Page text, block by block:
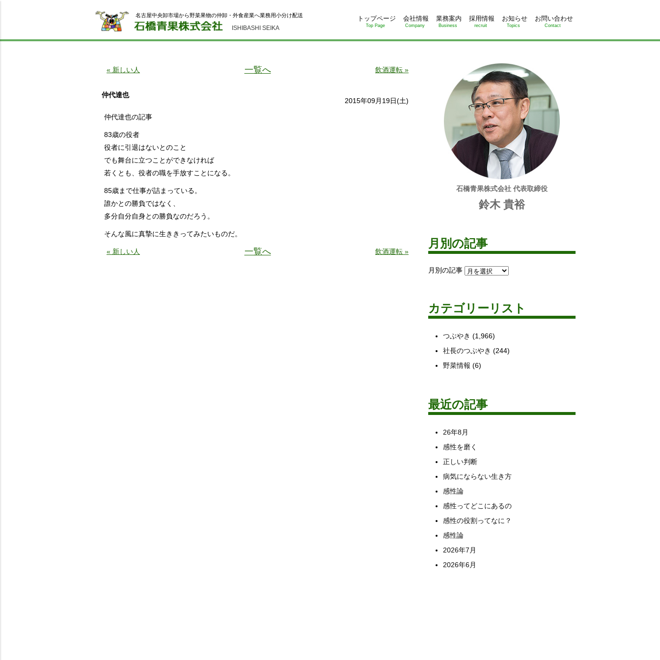
ISHIBASHI SEIKA
名古屋中央卸市場から野菜果物の仲卸・外食産業へ業務用小分け配送 トップページ
Top Page
会社情報
Company
業務案内
Business
採用情報
recruit
お知らせ
Topics
お問い合わせ
Contact
« 新しい人 一覧へ 飲酒運転 »
仲代達也
2015年09月19日(土)
仲代達也の記事
83歳の役者
役者に引退はないとのこと
でも舞台に立つことができなければ
若くとも、役者の職を手放すことになる。
85歳まで仕事が詰まっている。
誰かとの勝負ではなく、
多分自分自身との勝負なのだろう。
そんな風に真摯に生ききってみたいものだ。
« 新しい人 一覧へ 飲酒運転 »
石橋青果株式会社 代表取締役
鈴木 貴裕
月別の記事
月別の記事
カテゴリーリスト
つぶやき (1,966)
社長のつぶやき (244)
野菜情報 (6)
最近の記事
26年8月
感性を磨く
正しい判断
病気にならない生き方
感性論
感性ってどこにあるの
感性の役割ってなに？
感性論
2026年7月
2026年6月